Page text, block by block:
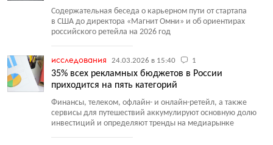
Содержательная беседа о карьерном пути от стартапа
в США до директора «Магнит Омни» и об ориентирах
российского ретейла на 2026 год
исследования 24.03.2026 в 15:40 1
35% всех рекламных бюджетов в России
приходится на пять категорий
Финансы, телеком, офлайн- и онлайн-ретейл, а также
сервисы для путешествий аккумулируют основную долю
инвестиций и определяют тренды на медиарынке